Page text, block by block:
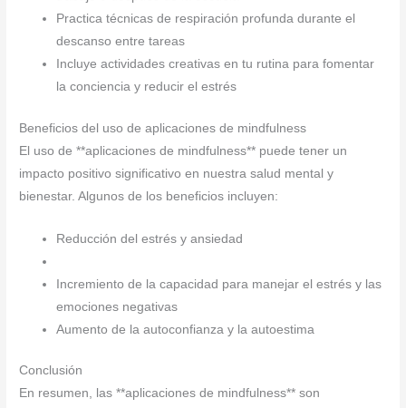
Practica técnicas de respiración profunda durante el
descanso entre tareas
Incluye actividades creativas en tu rutina para fomentar
la conciencia y reducir el estrés
Beneficios del uso de aplicaciones de mindfulness
El uso de **aplicaciones de mindfulness** puede tener un
impacto positivo significativo en nuestra salud mental y
bienestar. Algunos de los beneficios incluyen:
Reducción del estrés y ansiedad
Incremiento de la capacidad para manejar el estrés y las
emociones negativas
Aumento de la autoconfianza y la autoestima
Conclusión
En resumen, las **aplicaciones de mindfulness** son